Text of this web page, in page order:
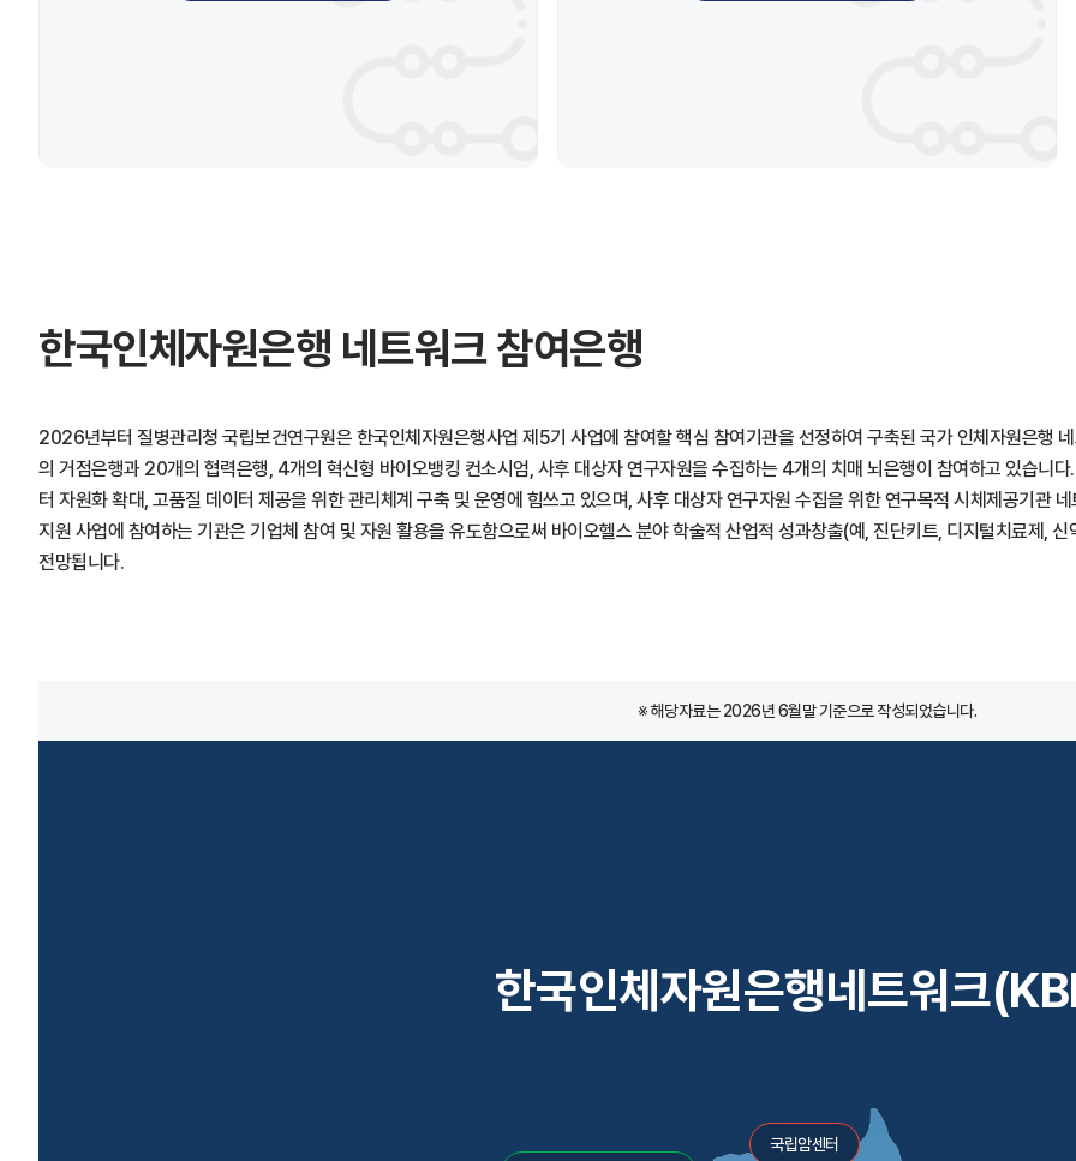
한국인체자원은행 네트워크 참여은행
2026년부터 질병관리청 국립보건연구원은 한국인체자원은행사업 제5기 사업에 참여할 핵심 참여기관을 선정하여 구축된 국가 인체자원은행
의 거점은행과 20개의 협력은행, 4개의 혁신형 바이오뱅킹 컨소시엄, 사후 대상자 연구자원을 수집하는 4개의 치매 뇌은행이 참여하고 있습니
터 자원화 확대, 고품질 데이터 제공을 위한 관리체계 구축 및 운영에 힘쓰고 있으며, 사후 대상자 연구자원 수집을 위한 연구목적 시체제공기관
지원 사업에 참여하는 기관은 기업체 참여 및 자원 활용을 유도함으로써 바이오헬스 분야 학술적 산업적 성과창출(예, 진단키트, 디지털치료제,
전망됩니다.
※해당자료는 2026년 6월말 기준으로 작성되었습니다.
한국인체자원은행네트워크
국립암센터